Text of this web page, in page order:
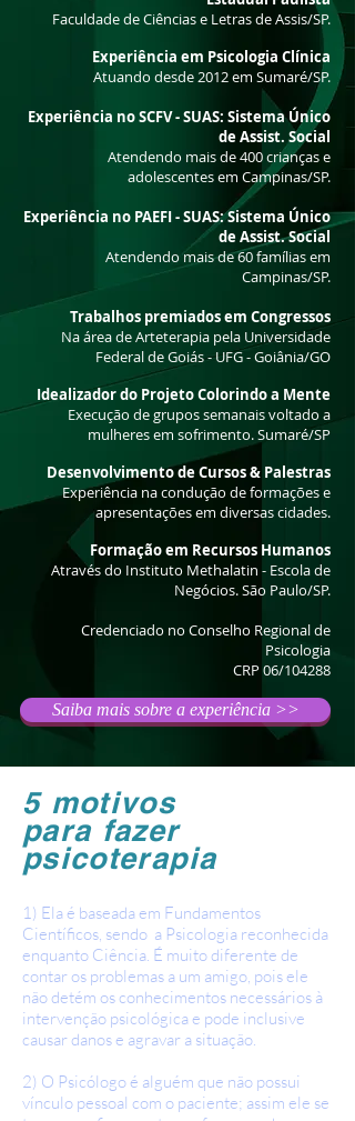
Faculdade de Ciências e Letras de Assis/SP.
Experiência em Psicologia Clínica
Atuando desde 2012 em Sumaré/SP.
Experiência no SCFV - SUAS: Sistema Único
de Assist. Social
Atendendo mais de 400 crianças e
adolescentes em Campinas/SP.
Experiência no PAEFI - SUAS: Sistema Único
de Assist. Social
Atendendo mais de 60 famílias em
Campinas/SP.
Trabalhos premiados em Congressos
Na área de Arteterapia pela Universidade
Federal de Goiás - UFG - Goiânia/GO
Idealizador do Projeto Colorindo a Mente
Execução de grupos semanais voltado a
mulheres em sofrimento. Sumaré/SP
Desenvolvimento de Cursos & Palestras
Experiência na condução de formações e
apresentações em diversas cidades.
Formação em Recursos Humanos
Através do Instituto Methalatin - Escola de
Negócios. São Paulo/SP.
Credenciado no Conselho Regional de
Psicologia
CRP 06/104288
Saiba mais sobre a experiência >>
5 motivos
para fazer
psicoterapia
1) Ela é baseada em Fundamentos
Científicos, sendo a Psicologia reconhecida
enquanto Ciência. É muito diferente de
contar os problemas a um amigo, pois ele
não detém os conhecimentos necessários à
intervenção psicológica e pode inclusive
causar danos e agravar a situação.
2) O Psicólogo é alguém que não possui
vínculo pessoal com o paciente; assim ele se